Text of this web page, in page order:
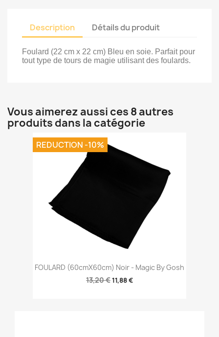
Description Détails du produit
Foulard (22 cm x 22 cm) Bleu en soie. Parfait pour
tout type de tours de magie utilisant des foulards.
Vous aimerez aussi ces 8 autres
produits dans la catégorie
FOULARD (60cmX60cm) Noir - Magic By Gosh
13,20 €11,88 €
REDUCTION -10%